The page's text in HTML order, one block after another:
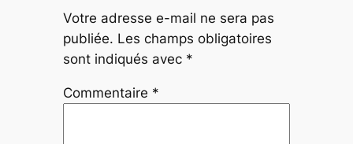
Votre adresse e-mail ne sera pas
publiée. Les champs obligatoires
sont indiqués avec *
Commentaire *